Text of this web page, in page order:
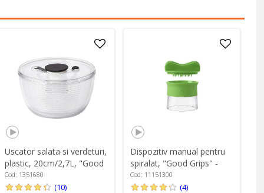
Uscator salata si verdeturi,
plastic, 20cm/2,7L, "Good
Grips" - OXO
Cod: 1351680
(10)
Dispozitiv manual pentru
spiralat, "Good Grips" -
OXO
Cod: 11151300
(4)